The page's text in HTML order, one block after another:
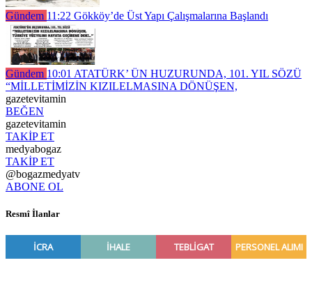
Gündem 11:22 Gökköy’de Üst Yapı Çalışmalarına Başlandı
Gündem 10:01 ATATÜRK’ ÜN HUZURUNDA, 101. YIL SÖZÜ
“MİLLETİMİZİN KIZILELMASINA DÖNÜŞEN,
gazetevitamin
BEĞEN
gazetevitamin
TAKİP ET
medyabogaz
TAKİP ET
@bogazmedyatv
ABONE OL
Resmî İlanlar